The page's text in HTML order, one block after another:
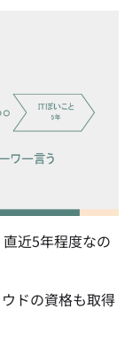
近5年程度なの
ドの資格も取得